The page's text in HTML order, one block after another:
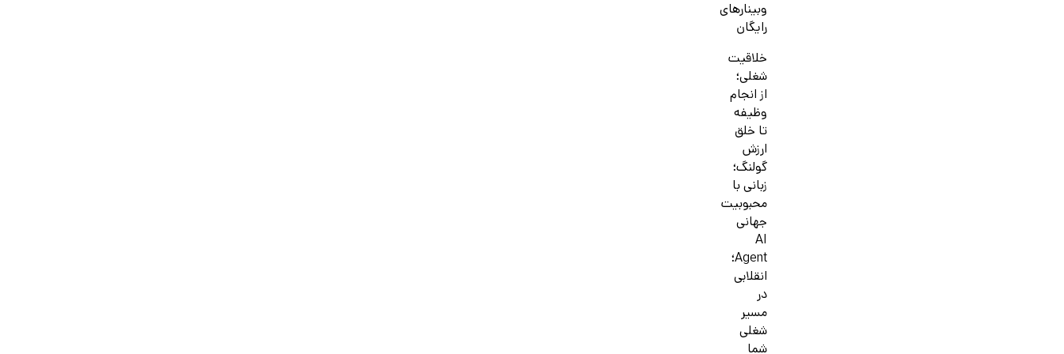
وبینارهای
رایگان
خلاقیت
شغلی؛
از انجام
وظیفه
تا خلق
ارزش
گولنگ؛
زبانی با
محبوبیت
جهانی
AI
Agent؛
انقلابی
در
مسیر
شغلی